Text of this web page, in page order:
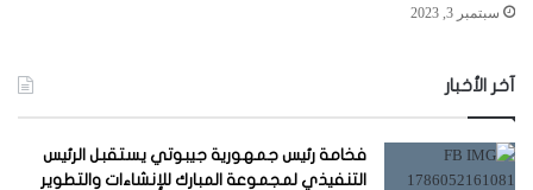
سبتمبر 3, 2023
آخر الأخبار
فخامة رئيس جمهورية جيبوتي يستقبل الرئيس
التنفيذي لمجموعة المبارك للإنشاءات والتطوير